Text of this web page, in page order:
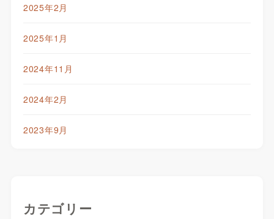
2025年2月
2025年1月
2024年11月
2024年2月
2023年9月
カテゴリー